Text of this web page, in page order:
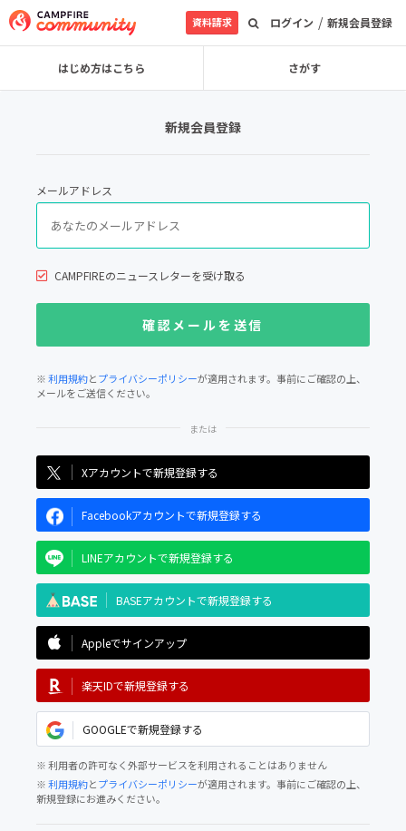
ログイン / 新規会員登録
資料請求
はじめ方はこちら さがす
新規会員登録
メールアドレス
CAMPFIREのニュースレターを受け取る
※利用規約とプライバシーポリシーが適用されます。事前にご確認の上、
メールをご送信ください。
Xアカウントで新規登録する
Facebookアカウントで新規登録する
LINEアカウントで新規登録する
BASEアカウントで新規登録する
Appleでサインアップ
楽天IDで新規登録する
GOOGLEで新規登録する
※ 利用者の許可なく外部サービスを利用されることはありません
※利用規約とプライバシーポリシーが適用されます。事前にご確認の上、
新規登録にお進みください。